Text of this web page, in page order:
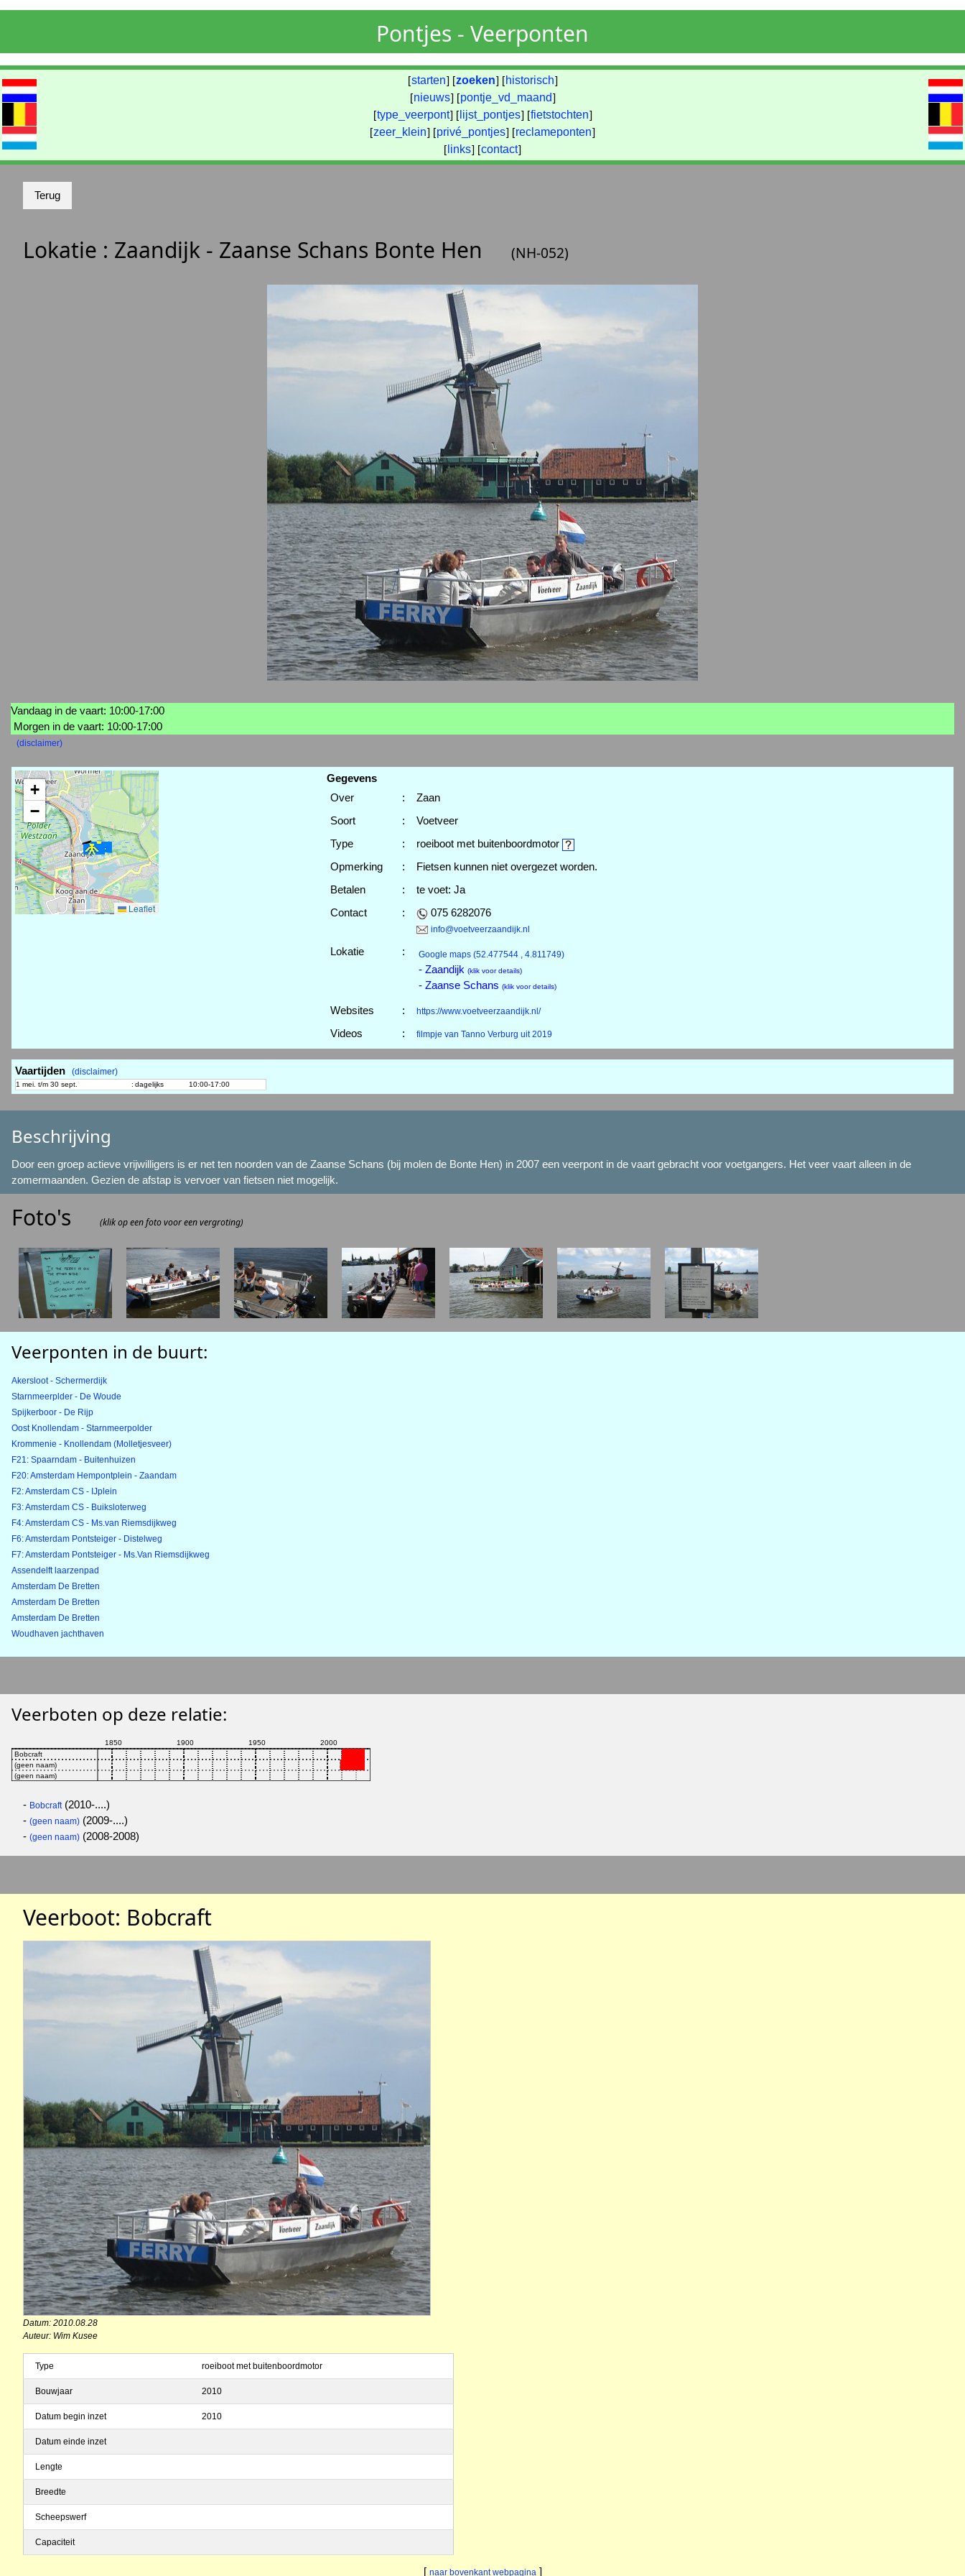
Pontjes - Veerponten
[starten] [zoeken] [ historisch]
[nieuws] [pontje_vd_maand]
[type_veerpont] [ lijst_pontjes] [fietstochten]
[zeer_klein] [privé_pontjes] [reclameponten]
[ links] [contact]
Lokatie : Zaandijk - Zaanse Schans Bonte Hen (NH-052)
Vandaag in de vaart: 10:00-17:00
Morgen in de vaart: 10:00-17:00
(disclaimer)
+
−
Leaflet
Gegevens
Over
:
Zaan
Soort
:
Voetveer
Type
:
roeiboot met buitenboordmotor
Opmerking
:
Fietsen kunnen niet overgezet worden.
Betalen
:
te voet: Ja
Contact
: 075 6282076
info@voetveerzaandijk.nl
Lokatie : Google maps (52.477544 , 4.811749)
- Zaandijk (klik voor details)
- Zaanse Schans (klik voor details)
Websites : https://www.voetveerzaandijk.nl/
Videos : filmpje van Tanno Verburg uit 2019
Vaartijden (disclaimer)
1 mei. t/m 30 sept. : dagelijks 10:00-17:00
Beschrijving
Door een groep actieve vrijwilligers is er net ten noorden van de Zaanse Schans (bij molen de Bonte Hen) in 2007 een veerpont in de vaart gebracht voor voetgangers. Het veer vaart alleen in de
zomermaanden. Gezien de afstap is vervoer van fietsen niet mogelijk.
Foto's (klik op een foto voor een vergroting)
Veerponten in de buurt:
Akersloot - Schermerdijk
Starnmeerplder - De Woude
Spijkerboor - De Rijp
Oost Knollendam - Starnmeerpolder
Krommenie - Knollendam (Molletjesveer)
F21: Spaarndam - Buitenhuizen
F20: Amsterdam Hempontplein - Zaandam
F2: Amsterdam CS - IJplein
F3: Amsterdam CS - Buiksloterweg
F4: Amsterdam CS - Ms.van Riemsdijkweg
F6: Amsterdam Pontsteiger - Distelweg
F7: Amsterdam Pontsteiger - Ms.Van Riemsdijkweg
Assendelft laarzenpad
Amsterdam De Bretten
Amsterdam De Bretten
Amsterdam De Bretten
Woudhaven jachthaven
Veerboten op deze relatie:
- Bobcraft(2010-....)
- (geen naam) (2009-....)
- (geen naam) (2008-2008)
Veerboot: Bobcraft
Datum: 2010.08.28
Auteur: Wim Kusee
Type roeiboot met buitenboordmotor
Bouwjaar 2010
Datum begin inzet 2010
Datum einde inzet
Lengte
Breedte
Scheepswerf
Capaciteit
[ naar bovenkant webpagina ]